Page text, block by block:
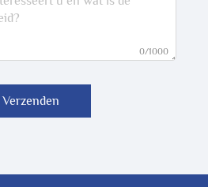
0/1000
Verzenden